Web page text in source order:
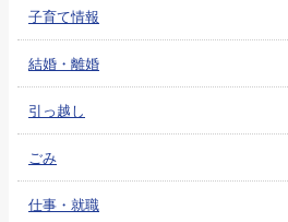
子育て情報
結婚・離婚
引っ越し
ごみ
仕事・就職